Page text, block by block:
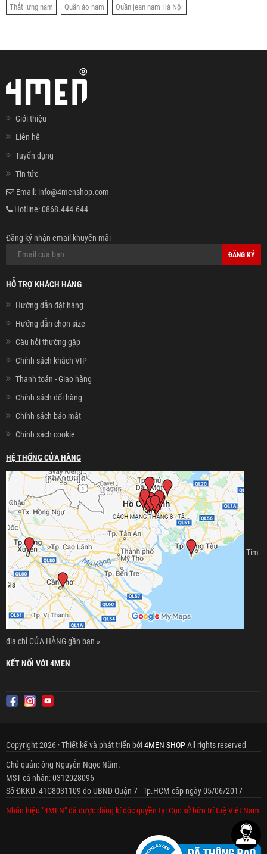
Thắt lưng nam Quần áo nam Quần jean nam Hà Nội
Giới thiệu
Liên hệ
Tuyển dụng
Tin tức
Email: info@4menshop.com
Hotline:0868.444.644
Đăng ký nhận email khuyến mãi
ĐĂNG KÝ
HỖ TRỢ KHÁCH HÀNG
Hướng dẫn đặt hàng
Hướng dẫn chọn size
Câu hỏi thường gặp
Chính sách khách VIP
Thanh toán - Giao hàng
Chính sách đổi hàng
Chính sách bảo mật
Chính sách cookie
HỆ THỐNG CỬA HÀNG
Tìm
địa chỉ CỬA HÀNG gần bạn »
KẾT NỐI VỚI 4MEN
Copyright 2026 · Thiết kế và phát triển bởi4MEN SHOPAll rights reserved
Chủ quản: ông Nguyễn Ngọc Năm.
MST cá nhân: 0312028096
Số ĐKKD: 41G8031109 do UBND Quận 7 - Tp.HCM cấp ngày 05/06/2017
Nhãn hiệu "4MEN" đã được đăng kí độc quyền tại Cục sở hữu trí tuệ Việt Nam